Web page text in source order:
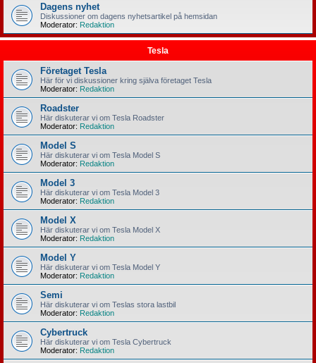
Dagens nyhet
Diskussioner om dagens nyhetsartikel på hemsidan
Moderator: Redaktion
Tesla
Företaget Tesla
Här för vi diskussioner kring själva företaget Tesla
Moderator: Redaktion
Roadster
Här diskuterar vi om Tesla Roadster
Moderator: Redaktion
Model S
Här diskuterar vi om Tesla Model S
Moderator: Redaktion
Model 3
Här diskuterar vi om Tesla Model 3
Moderator: Redaktion
Model X
Här diskuterar vi om Tesla Model X
Moderator: Redaktion
Model Y
Här diskuterar vi om Tesla Model Y
Moderator: Redaktion
Semi
Här diskuterar vi om Teslas stora lastbil
Moderator: Redaktion
Cybertruck
Här diskuterar vi om Tesla Cybertruck
Moderator: Redaktion